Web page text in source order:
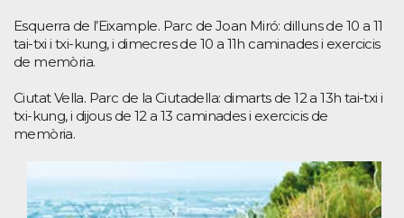
Esquerra de l’Eixample. Parc de Joan Miró: dilluns de 10 a 11
tai-txi i txi-kung, i dimecres de 10 a 11h caminades i exercicis
de memòria.
Ciutat Vella. Parc de la Ciutadella: dimarts de 12 a 13h tai-txi i
txi-kung, i dijous de 12 a 13 caminades i exercicis de
memòria.